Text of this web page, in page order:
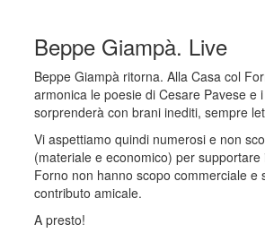
Beppe Giampà. Live
Beppe Giampà ritorna. Alla Casa col
armonica le poesie di Cesare Pavese e
sorprenderà con brani inediti, sempre
Vi aspettiamo quindi numerosi e non
(materiale e economico) per
Forno non hanno scopo commerciale e
contributo amicale.
A presto!